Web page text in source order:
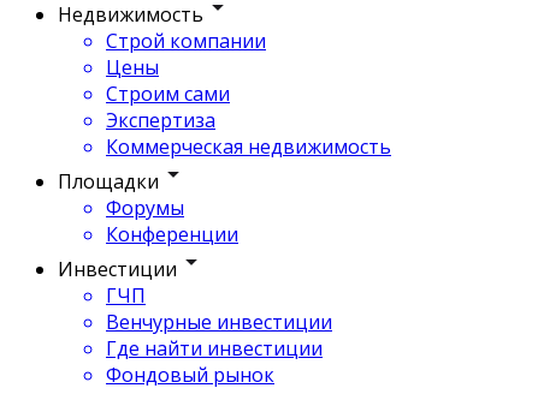
Недвижимость
Строй компании
Цены
Строим сами
Экспертиза
Коммерческая недвижимость
Площадки
Форумы
Конференции
Инвестиции
ГЧП
Венчурные инвестиции
Где найти инвестиции
Фондовый рынок